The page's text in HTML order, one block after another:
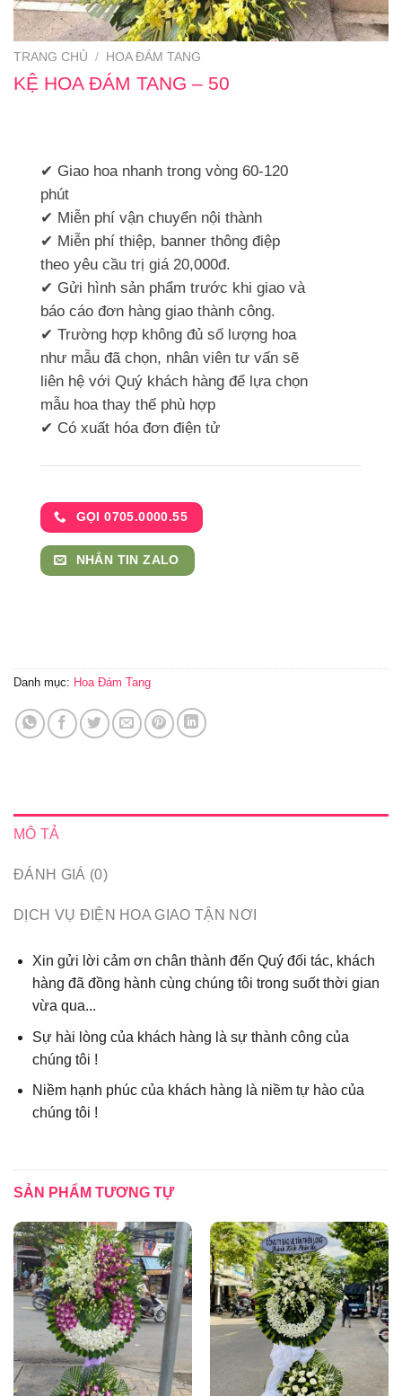
TRANG CHỦ / HOA ĐÁM TANG
KỆ HOA ĐÁM TANG – 50
✔ Giao hoa nhanh trong vòng 60-120
phút
✔ Miễn phí vận chuyển nội thành
✔ Miễn phí thiệp, banner thông điệp
theo yêu cầu trị giá 20,000đ.
✔ Gửi hình sản phẩm trước khi giao và
báo cáo đơn hàng giao thành công.
✔ Trường hợp không đủ số lượng hoa
như mẫu đã chọn, nhân viên tư vấn sẽ
liên hệ với Quý khách hàng để lựa chọn
mẫu hoa thay thế phù hợp
✔ Có xuất hóa đơn điện tử
GỌI 0705.0000.55
NHẮN TIN ZALO
Danh mục: Hoa Đám Tang
MÔ TẢ
ĐÁNH GIÁ (0)
DỊCH VỤ ĐIỆN HOA GIAO TẬN NƠI
Xin gửi lời cảm ơn chân thành đến Quý đối tác, khách
hàng đã đồng hành cùng chúng tôi trong suốt thời gian
vừa qua...
Sự hài lòng của khách hàng là sự thành công của
chúng tôi !
Niềm hạnh phúc của khách hàng là niềm tự hào của
chúng tôi !
SẢN PHẨM TƯƠNG TỰ